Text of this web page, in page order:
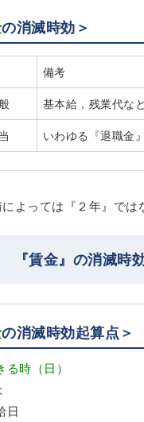
の消滅時効＞
備考
基本給，残業代な
いわゆる『退職金』
よっては『２年』では
『賃金』の消滅時
の消滅時効起算点＞
る時（日）
日